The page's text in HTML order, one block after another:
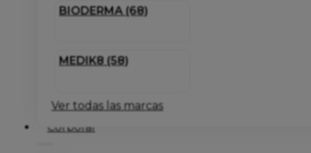
BIODERMA (68)
MEDIK8 (58)
Ver todas las marcas
Corporal